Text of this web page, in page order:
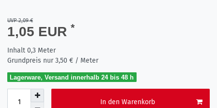
UVP 2,09 €
1,05 EUR *
Inhalt 0,3 Meter
Grundpreis nur3,50 € / Meter
Lagerware, Versand innerhalb 24 bis 48 h
In den Warenkorb